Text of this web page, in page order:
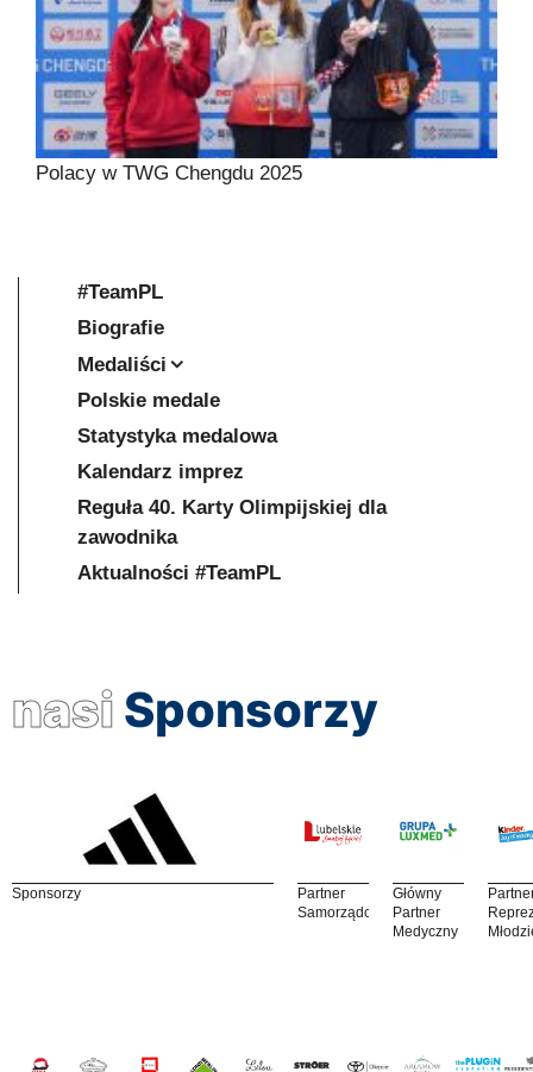
Polacy w TWG Chengdu 2025
#TeamPL
Biografie
Medaliści
Polskie medale
Statystyka medalowa
Kalendarz imprez
Reguła 40. Karty Olimpijskiej dla
zawodnika
Aktualności #TeamPL
nasi Sponsorzy
Sponsorzy
Partner
Samorządowy
Główny
Partner
Medyczny